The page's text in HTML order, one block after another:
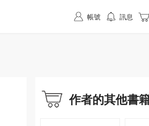
作者的其他書
帳號 訊息